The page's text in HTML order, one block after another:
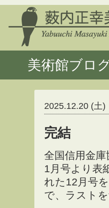
美術館ブロ
2025.12.20 (土)
完結
全国信用金
1月号より表
れた12月号
で、ラスト